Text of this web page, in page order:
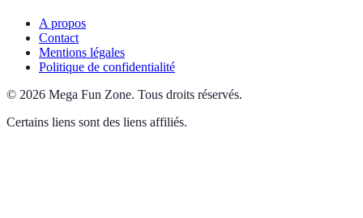
A propos
Contact
Mentions légales
Politique de confidentialité
© 2026 Mega Fun Zone. Tous droits réservés.
Certains liens sont des liens affiliés.